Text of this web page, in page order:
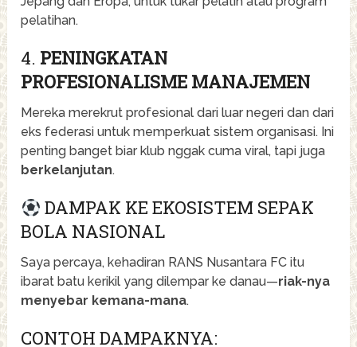
pelatihan.
4. PENINGKATAN
PROFESIONALISME MANAJEMEN
Mereka merekrut profesional dari luar negeri dan dari
eks federasi untuk memperkuat sistem organisasi. Ini
penting banget biar klub nggak cuma viral, tapi juga
berkelanjutan.
DAMPAK KE EKOSISTEM SEPAK
BOLA NASIONAL
Saya percaya, kehadiran RANS Nusantara FC itu
ibarat batu kerikil yang dilempar ke danau—riak-nya
menyebar kemana-mana.
CONTOH DAMPAKNYA: